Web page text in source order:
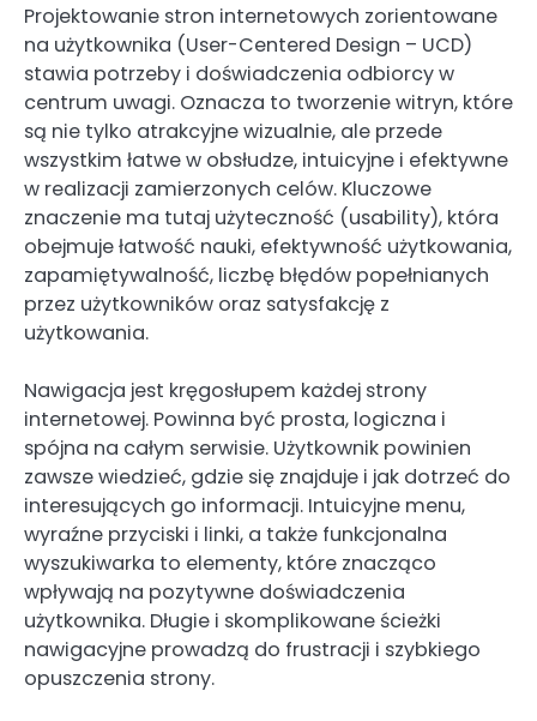
Projektowanie stron internetowych zorientowane
na użytkownika (User-Centered Design – UCD)
stawia potrzeby i doświadczenia odbiorcy w
centrum uwagi. Oznacza to tworzenie witryn, które
są nie tylko atrakcyjne wizualnie, ale przede
wszystkim łatwe w obsłudze, intuicyjne i efektywne
w realizacji zamierzonych celów. Kluczowe
znaczenie ma tutaj użyteczność (usability), która
obejmuje łatwość nauki, efektywność użytkowania,
zapamiętywalność, liczbę błędów popełnianych
przez użytkowników oraz satysfakcję z
użytkowania.
Nawigacja jest kręgosłupem każdej strony
internetowej. Powinna być prosta, logiczna i
spójna na całym serwisie. Użytkownik powinien
zawsze wiedzieć, gdzie się znajduje i jak dotrzeć do
interesujących go informacji. Intuicyjne menu,
wyraźne przyciski i linki, a także funkcjonalna
wyszukiwarka to elementy, które znacząco
wpływają na pozytywne doświadczenia
użytkownika. Długie i skomplikowane ścieżki
nawigacyjne prowadzą do frustracji i szybkiego
opuszczenia strony.